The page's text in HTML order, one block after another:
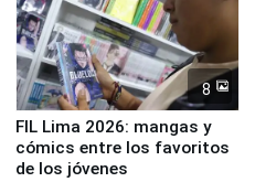
8
FIL Lima 2026: mangas y
cómics entre los favoritos
de los jóvenes